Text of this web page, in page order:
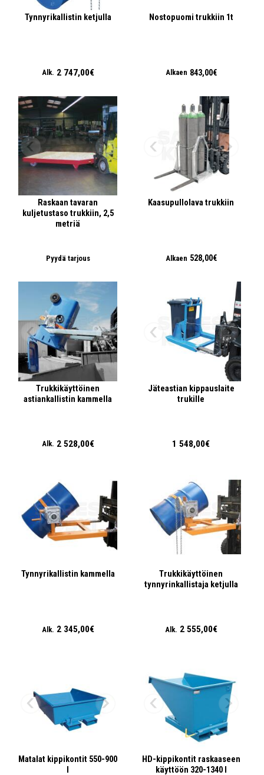
Tynnyrikallistin ketjulla
Alk. 2 747,00€
Nostopuomi trukkiin 1t
Alkaen 843,00€
Raskaan tavaran
kuljetustaso trukkiin, 2,5
metriä
Pyydä tarjous
Kaasupullolava trukkiin
Alkaen 528,00€
Trukkikäyttöinen
astiankallistin kammella
Alk. 2 528,00€
Jäteastian kippauslaite
trukille
1 548,00€
Tynnyrikallistin kammella
Alk. 2 345,00€
Trukkikäyttöinen
tynnyrinkallistaja ketjulla
Alk. 2 555,00€
Matalat kippikontit 550-900
HD-kippikontit raskaaseen
käyttöön 320-1340 l